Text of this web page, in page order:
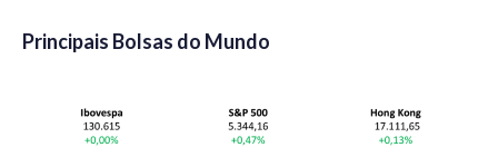
Principais Bolsas do Mundo